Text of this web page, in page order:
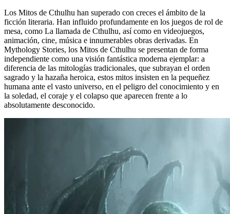
Los Mitos de Cthulhu han superado con creces el ámbito de la
ficción literaria. Han influido profundamente en los juegos de rol de
mesa, como La llamada de Cthulhu, así como en videojuegos,
animación, cine, música e innumerables obras derivadas. En
Mythology Stories, los Mitos de Cthulhu se presentan de forma
independiente como una visión fantástica moderna ejemplar: a
diferencia de las mitologías tradicionales, que subrayan el orden
sagrado y la hazaña heroica, estos mitos insisten en la pequeñez
humana ante el vasto universo, en el peligro del conocimiento y en
la soledad, el coraje y el colapso que aparecen frente a lo
absolutamente desconocido.